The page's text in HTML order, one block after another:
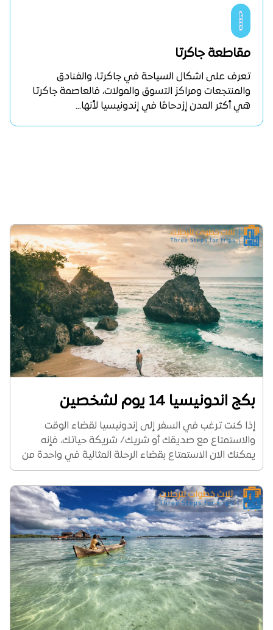
مقاطعة جاكرتا
تعرف على اشكال السياحة في جاكرتا، والفنادق
والمنتجعات ومراكز التسوق والمولات، فالعاصمة جاكرتا
هي أكثر المدن إزدحامًا في إندونيسيا لأنها...
بكج اندونيسيا 14 يوم لشخصين
إذا كنت ترغب في السفر إلى إندونيسيا لقضاء الوقت
والاستمتاع مع صديقك أو شريك/ شريكة حياتك، فإنه
يمكنك الان الاستمتاع بقضاء الرحلة المثالية في واحدة من
أجمل الوجهات السياحية على مستوى العالم، وإليك الآن
بكج اندونيسيا 14 يوم لشخصين حيث...